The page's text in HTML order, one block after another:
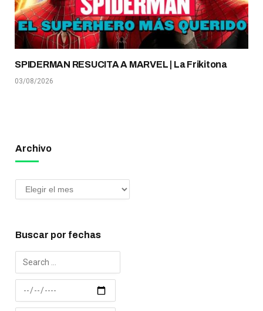
SPIDERMAN RESUCITA A MARVEL | La Frikitona
03/08/2026
Archivo
Buscar por fechas